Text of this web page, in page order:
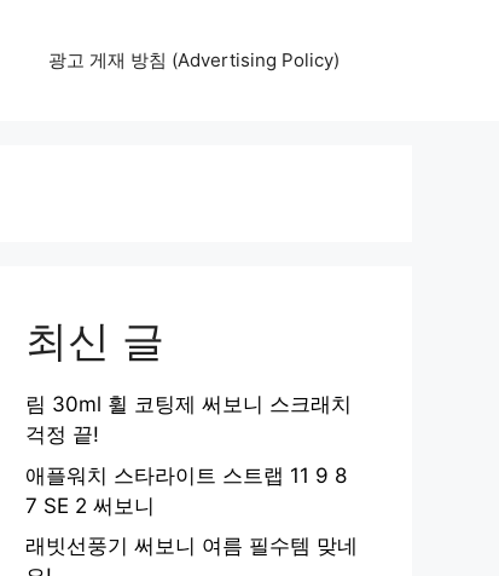
광고 게재 방침 (Advertising Policy)
최신 글
림 30ml 휠 코팅제 써보니 스크래치
걱정 끝!
애플워치 스타라이트 스트랩 11 9 8
7 SE 2 써보니
래빗선풍기 써보니 여름 필수템 맞네